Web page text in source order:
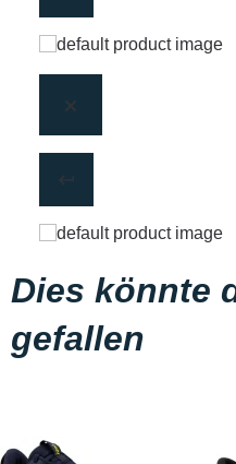
Dies könnte
gefallen